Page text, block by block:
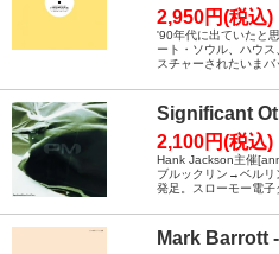
2,950円(税込)
'90年代に出ていたと
ート・ソウル、ハウ
スチャーされたいまバ
Significant
2,100円(税込)
Hank Jackson主催
ブルックリン→ベルリ
発足。スローモー電子
Mark Barrott